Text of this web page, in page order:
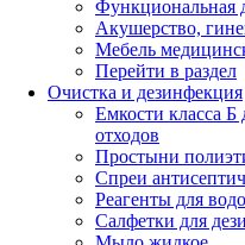
Функциональная
Акушерство,
Мебель
Перейти в раздел
Очистка и дезинфекция
Емкости класса
отходов
Простыни
Спреи
Реагенты для
Салфетки для